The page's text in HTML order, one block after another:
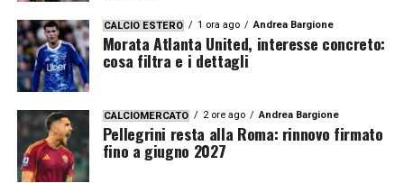
CALCIO ESTERO 1 ora ago Andrea Bargione
Morata Atlanta United, interesse concreto:
cosa filtra e i dettagli
CALCIOMERCATO 2 ore ago Andrea Bargione
Pellegrini resta alla Roma: rinnovo firmato
fino a giugno 2027